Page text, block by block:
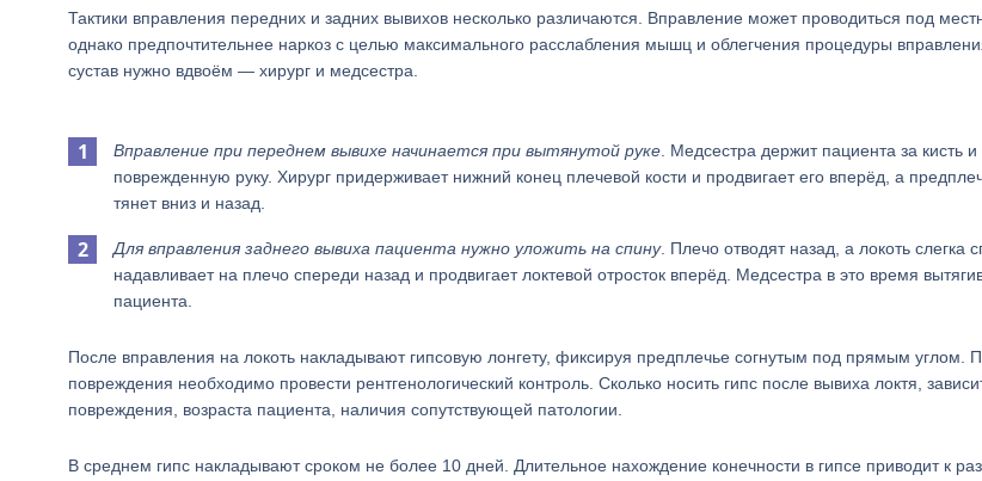
Тактики вправления передних и задних вывихов несколько различаются. Вправление может проводиться под
однако предпочтительнее наркоз с целью максимального расслабления мышц и облегчения процедуры
сустав нужно вдвоём — хирург и медсестра.
Вправление при переднем вывихе начинается при вытянутой руке . Медсестра держит пациента за кисть
поврежденную руку. Хирург придерживает нижний конец плечевой кости и продвигает его вперёд, а
тянет вниз и назад.
Для вправления заднего вывиха пациента нужно уложить на спину. Плечо отводят назад, а локоть слегка
надавливает на плечо спереди назад и продвигает локтевой отросток вперёд. Медсестра в это время
пациента.
После вправления на локоть накладывают гипсовую лонгету, фиксируя предплечье согнутым под прямым углом.
повреждения необходимо провести рентгенологический контроль. Сколько носить гипс после вывиха локтя,
повреждения, возраста пациента, наличия сопутствующей патологии.
В среднем гипс накладывают сроком не более 10 дней. Длительное нахождение конечности в гипсе приводит к